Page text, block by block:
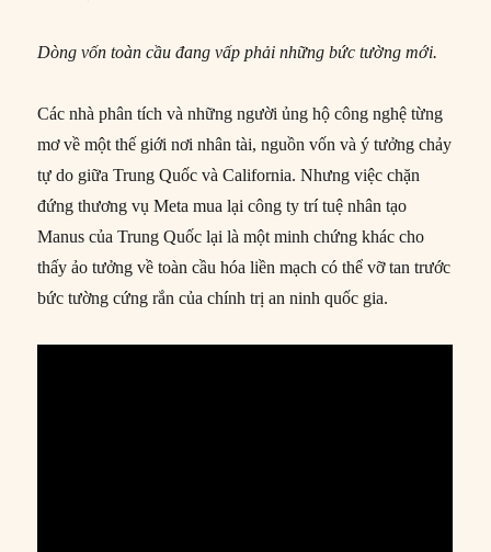
Dòng vốn toàn cầu đang vấp phải những bức tường mới.
Các nhà phân tích và những người ủng hộ công nghệ từng
mơ về một thế giới nơi nhân tài, nguồn vốn và ý tưởng chảy
tự do giữa Trung Quốc và California. Nhưng việc chặn
đứng thương vụ Meta mua lại công ty trí tuệ nhân tạo
Manus của Trung Quốc lại là một minh chứng khác cho
thấy ảo tưởng về toàn cầu hóa liền mạch có thể vỡ tan trước
bức tường cứng rắn của chính trị an ninh quốc gia.